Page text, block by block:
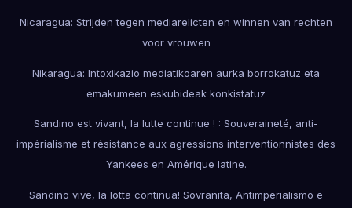
Nicaragua: Strijden tegen mediarelicten en winnen van rechten
voor vrouwen
Nikaragua: Intoxikazio mediatikoaren aurka borrokatuz eta
emakumeen eskubideak konkistatuz
Sandino est vivant, la lutte continue ! : Souveraineté, anti-
impérialisme et résistance aux agressions interventionnistes des
Yankees en Amérique latine.
Sandino vive, la lotta continua! Sovranita, Antimperialismo e